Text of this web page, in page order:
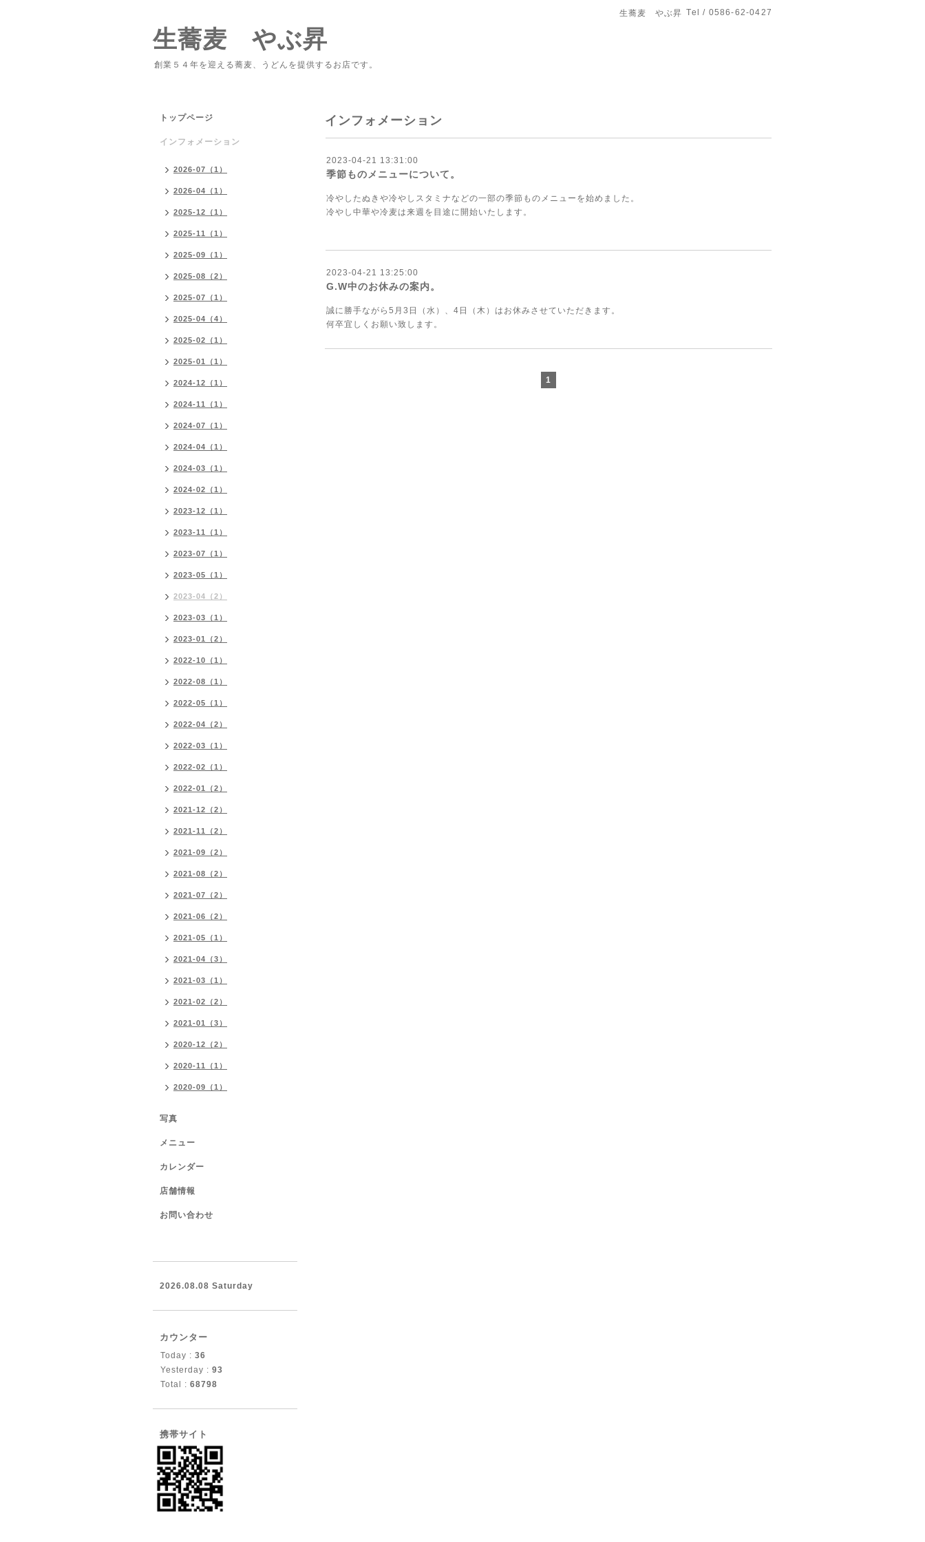
生蕎麦 やぶ昇 Tel / 0586-62-0427
生蕎麦 やぶ昇
創業５４年を迎える蕎麦、うどんを提供するお店です。
インフォメーション
2023-04-21 13:31:00
季節ものメニューについて。
冷やしたぬきや冷やしスタミナなどの一部の季節ものメニューを始めました。
冷やし中華や冷麦は来週を目途に開始いたします。
2023-04-21 13:25:00
G.W中のお休みの案内。
誠に勝手ながら5月3日（水）、4日（木）はお休みさせていただきます。
何卒宜しくお願い致します。
1
トップページ
インフォメーション
2026-07（1）
2026-04（1）
2025-12（1）
2025-11（1）
2025-09（1）
2025-08（2）
2025-07（1）
2025-04（4）
2025-02（1）
2025-01（1）
2024-12（1）
2024-11（1）
2024-07（1）
2024-04（1）
2024-03（1）
2024-02（1）
2023-12（1）
2023-11（1）
2023-07（1）
2023-05（1）
2023-04（2）
2023-03（1）
2023-01（2）
2022-10（1）
2022-08（1）
2022-05（1）
2022-04（2）
2022-03（1）
2022-02（1）
2022-01（2）
2021-12（2）
2021-11（2）
2021-09（2）
2021-08（2）
2021-07（2）
2021-06（2）
2021-05（1）
2021-04（3）
2021-03（1）
2021-02（2）
2021-01（3）
2020-12（2）
2020-11（1）
2020-09（1）
写真
メニュー
カレンダー
店舗情報
お問い合わせ
2026.08.08 Saturday
カウンター
Today : 36
Yesterday : 93
Total : 68798
携帯サイト